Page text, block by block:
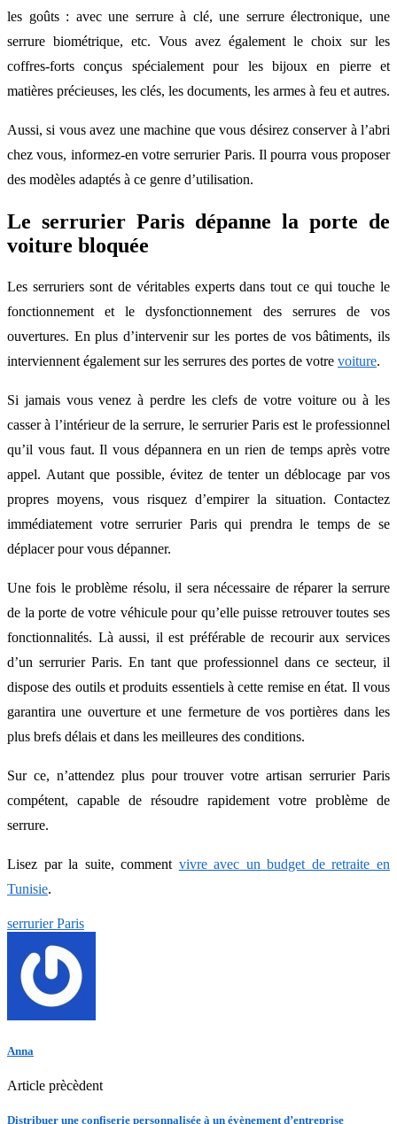
les goûts : avec une serrure à clé, une serrure électronique, une
serrure biométrique, etc. Vous avez également le choix sur les
coffres-forts conçus spécialement pour les bijoux en pierre et
matières précieuses, les clés, les documents, les armes à feu et autres.
Aussi, si vous avez une machine que vous désirez conserver à l’abri
chez vous, informez-en votre serrurier Paris. Il pourra vous proposer
des modèles adaptés à ce genre d’utilisation.
Le serrurier Paris dépanne la porte de
voiture bloquée
Les serruriers sont de véritables experts dans tout ce qui touche le
fonctionnement et le dysfonctionnement des serrures de vos
ouvertures. En plus d’intervenir sur les portes de vos bâtiments, ils
interviennent également sur les serrures des portes de votre voiture.
Si jamais vous venez à perdre les clefs de votre voiture ou à les
casser à l’intérieur de la serrure, le serrurier Paris est le professionnel
qu’il vous faut. Il vous dépannera en un rien de temps après votre
appel. Autant que possible, évitez de tenter un déblocage par vos
propres moyens, vous risquez d’empirer la situation. Contactez
immédiatement votre serrurier Paris qui prendra le temps de se
déplacer pour vous dépanner.
Une fois le problème résolu, il sera nécessaire de réparer la serrure
de la porte de votre véhicule pour qu’elle puisse retrouver toutes ses
fonctionnalités. Là aussi, il est préférable de recourir aux services
d’un serrurier Paris. En tant que professionnel dans ce secteur, il
dispose des outils et produits essentiels à cette remise en état. Il vous
garantira une ouverture et une fermeture de vos portières dans les
plus brefs délais et dans les meilleures des conditions.
Sur ce, n’attendez plus pour trouver votre artisan serrurier Paris
compétent, capable de résoudre rapidement votre problème de
serrure.
Lisez par la suite, comment vivre avec un budget de retraite en
Tunisie.
serrurier Paris
Anna
Article prècèdent
Distribuer une confiserie personnalisée à un évènement d’entreprise